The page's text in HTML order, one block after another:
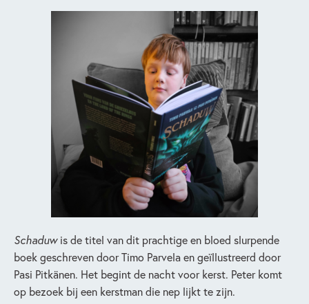
Schaduwis de titel van dit prachtige en bloed slurpende
boek geschreven door Timo Parvela en geïllustreerd door
Pasi Pitkänen. Het begint de nacht voor kerst. Peter komt
op bezoek bij een kerstman die nep lijkt te zijn.